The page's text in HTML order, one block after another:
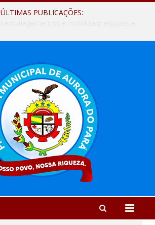
ÚLTIMAS PUBLICAÇÕES: